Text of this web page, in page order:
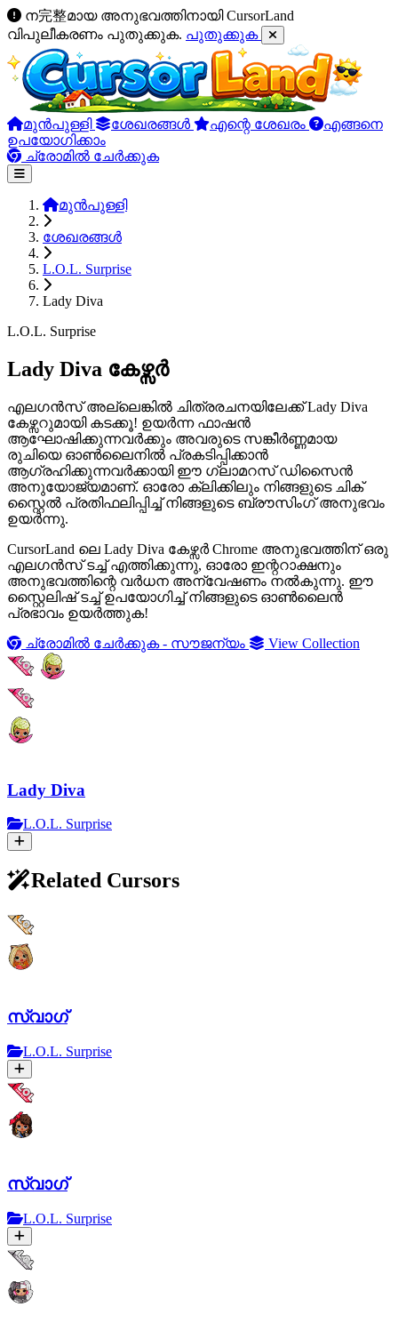
ന完整മായ അനുഭവത്തിനായി CursorLand
വിപുലീകരണം പുതുക്കുക. പുതുക്കുക
മുൻപുള്ളി ശേഖരങ്ങൾ എന്റെ ശേഖരം
എങ്ങനെ
ഉപയോഗിക്കാം
ച്രോമിൽ ചേർക്കുക
മുൻപുള്ളി
ശേഖരങ്ങൾ
L.O.L. Surprise
Lady Diva
L.O.L. Surprise
Lady Diva കേഴ്സർ
എലഗൻസ് അല്ലെങ്കിൽ ചിത്രരചനയിലേക്ക് Lady Diva
കേഴ്സറുമായി കടക്കൂ! ഉയർന്ന ഫാഷൻ
ആഘോഷിക്കുന്നവര്‍ക്കും അവരുടെ സങ്കീർണ്ണമായ
രുചിയെ ഓൺലൈനിൽ പ്രകടിപ്പിക്കാൻ
ആഗ്രഹിക്കുന്നവര്‍ക്കായി ഈ ഗ്ലാമറസ് ഡിസൈൻ
അനുയോജ്യമാണ്. ഓരോ ക്ലിക്കിലും നിങ്ങളുടെ ചിക്
സ്റ്റൈൽ പ്രതിഫലിപ്പിച്ച് നിങ്ങളുടെ ബ്രൗസിംഗ് അനുഭവം
ഉയർന്നു.
CursorLand ലെ Lady Diva കേഴ്സർ Chrome അനുഭവത്തിന് ഒരു
എലഗൻസ് ടച്ച് എത്തിക്കുന്നു, ഓരോ ഇന്ററാക്ഷനും
അനുഭവത്തിന്റെ വർധന അന്വേഷണം നൽകുന്നു. ഈ
സ്റ്റൈലിഷ് ടച്ച് ഉപയോഗിച്ച് നിങ്ങളുടെ ഓൺലൈൻ
പ്രഭാവം ഉയർത്തുക!
ച്രോമിൽ ചേർക്കുക - സൗജന്യം
View Collection
Lady Diva
L.O.L. Surprise
Related Cursors
സ്വാഗ്
L.O.L. Surprise
സ്വാഗ്
L.O.L. Surprise